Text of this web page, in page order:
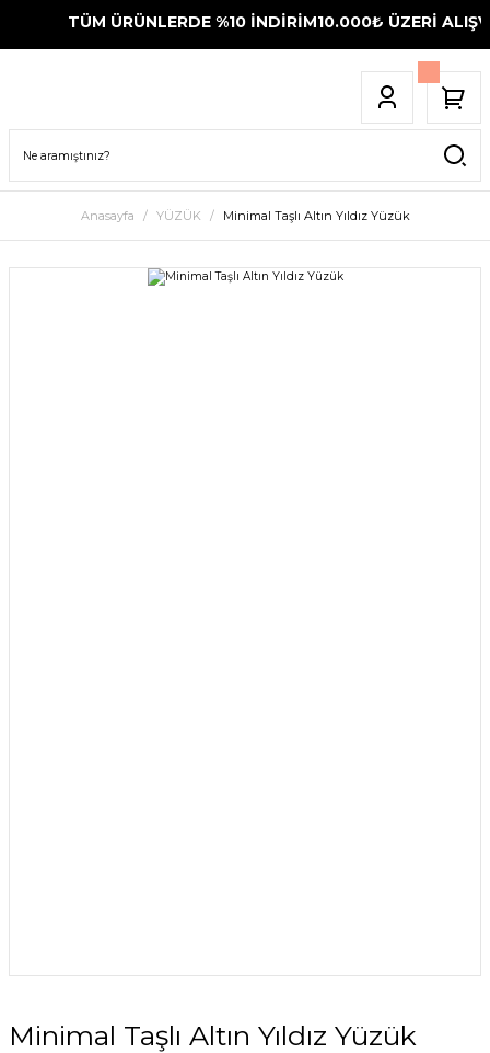
TÜM ÜRÜNLERDE %10 İNDİRİM10.000₺ ÜZERİ
Anasayfa YÜZÜK Minimal Taşlı Altın Yıldız Yüzük
Minimal Taşlı Altın Yıldız Yüzük